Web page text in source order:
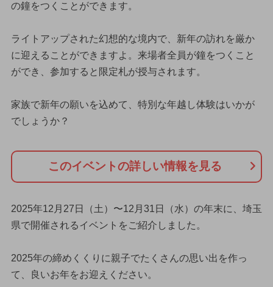
の鐘をつくことができます。
ライトアップされた幻想的な境内で、新年の訪れを厳か
に迎えることができますよ。来場者全員が鐘をつくこと
ができ、参加すると限定札が授与されます。
家族で新年の願いを込めて、特別な年越し体験はいかが
でしょうか？
このイベントの詳しい情報を見る
2025年12月27日（土）〜12月31日（水）の年末に、埼玉
県で開催されるイベントをご紹介しました。
2025年の締めくくりに親子でたくさんの思い出を作っ
て、良いお年をお迎えください。